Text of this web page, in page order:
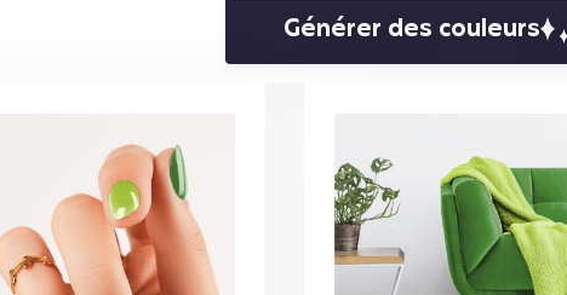
Générer des couleurs